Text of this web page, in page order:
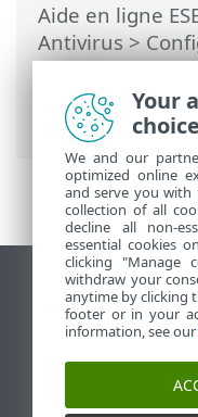
Aide en ligne
Antivirus>
Protections>
avancée de HIPS
chargement
Afficher le site
End of Life
Base de
Forum ESET
ESET Status
Your
choice
We and our
optimized online
and serve you with
collection of all
decline all non-
essential cookies
clicking "Manage
withdraw your
anytime by clicking
footer or in your
information, see our